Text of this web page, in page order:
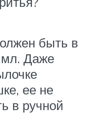
быть в
Даже
ее не
в ручной